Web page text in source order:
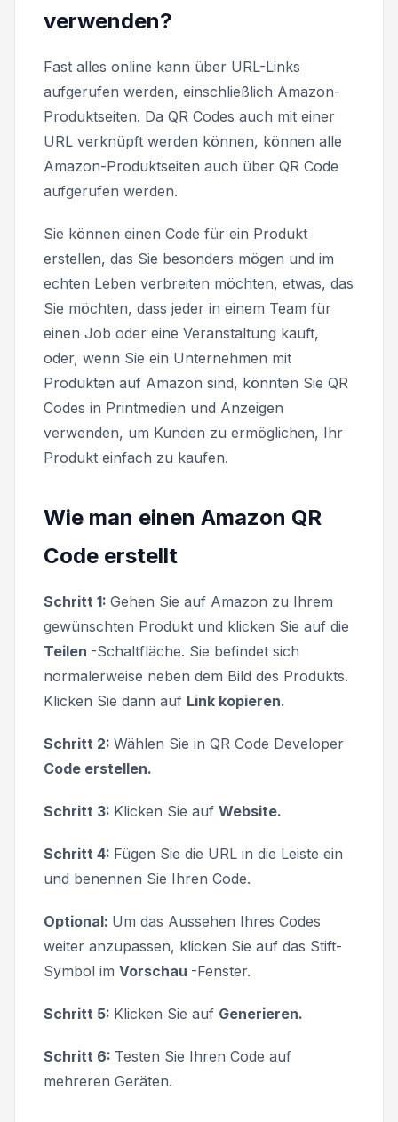
verwenden?
Fast alles online kann über URL-Links
aufgerufen werden, einschließlich Amazon-
Produktseiten. Da QR Codes auch mit einer
URL verknüpft werden können, können alle
Amazon-Produktseiten auch über QR Code
aufgerufen werden.
Sie können einen Code für ein Produkt
erstellen, das Sie besonders mögen und im
echten Leben verbreiten möchten, etwas, das
Sie möchten, dass jeder in einem Team für
einen Job oder eine Veranstaltung kauft,
oder, wenn Sie ein Unternehmen mit
Produkten auf Amazon sind, könnten Sie QR
Codes in Printmedien und Anzeigen
verwenden, um Kunden zu ermöglichen, Ihr
Produkt einfach zu kaufen.
Wie man einen Amazon QR
Code erstellt
Schritt 1: Gehen Sie auf Amazon zu Ihrem
gewünschten Produkt und klicken Sie auf die
Teilen -Schaltfläche. Sie befindet sich
normalerweise neben dem Bild des Produkts.
Klicken Sie dann auf Link kopieren.
Schritt 2: Wählen Sie in QR Code Developer
Code erstellen.
Schritt 3: Klicken Sie auf Website.
Schritt 4: Fügen Sie die URL in die Leiste ein
und benennen Sie Ihren Code.
Optional: Um das Aussehen Ihres Codes
weiter anzupassen, klicken Sie auf das Stift-
Symbol im Vorschau -Fenster.
Schritt 5: Klicken Sie auf Generieren.
Schritt 6: Testen Sie Ihren Code auf
mehreren Geräten.